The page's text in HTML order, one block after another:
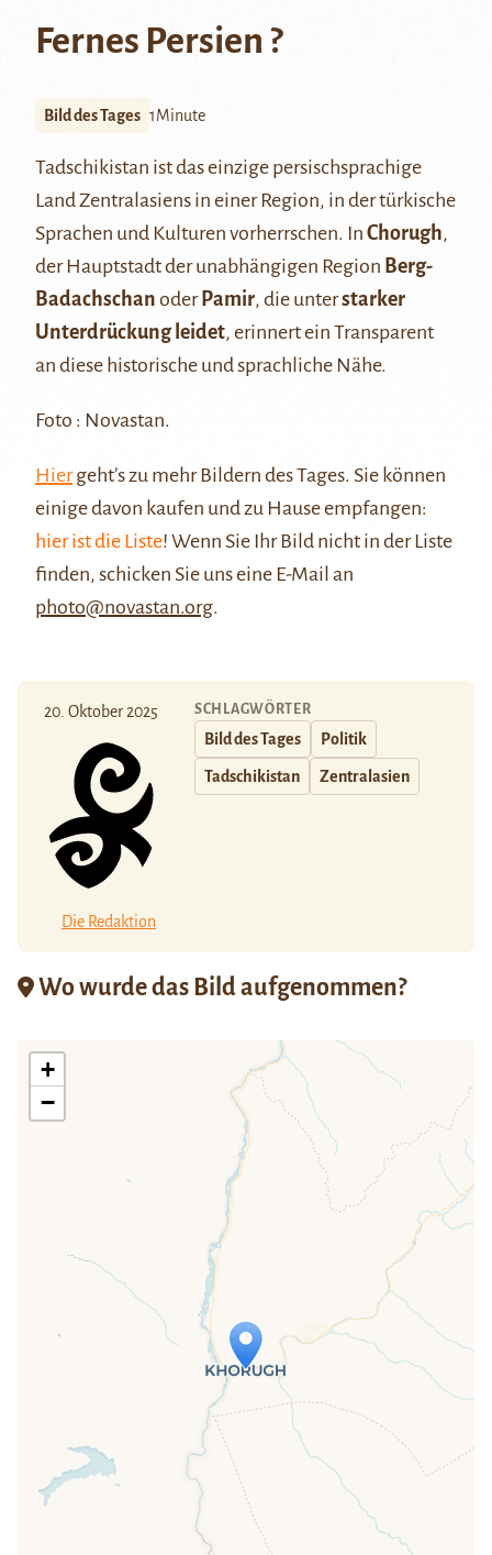
Fernes Persien ?
Bild des Tages 1Minute
Tadschikistan ist das einzige persischsprachige
Land Zentralasiens in einer Region, in der türkische
Sprachen und Kulturen vorherrschen. In Chorugh,
der Hauptstadt der unabhängigen Region Berg-
Badachschan oderPamir, die unterstarker
Unterdrückung leidet, erinnert ein Transparent
an diese historische und sprachliche Nähe.
Foto : Novastan.
Hiergeht’s zu mehr Bildern des Tages. Sie können
einige davon kaufen und zu Hause empfangen:
hier ist die Liste! Wenn Sie Ihr Bild nicht in der Liste
finden, schicken Sie uns eine E-Mail an
photo@novastan.org.
20. Oktober 2025
Die Redaktion
SCHLAGWÖRTER
Bild des Tages Politik
Tadschikistan Zentralasien
Wo wurde das Bild aufgenommen?
Travelers' Map wird geladen …
Wenn du dies siehst, nachdem deine
Seite vollständig geladen wurde,
fehlen leafletJS-Dateien.
+
−